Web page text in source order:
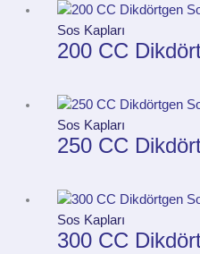
Sos Kapları
200 CC
Sos Kapları
250 CC
Sos Kapları
300 CC